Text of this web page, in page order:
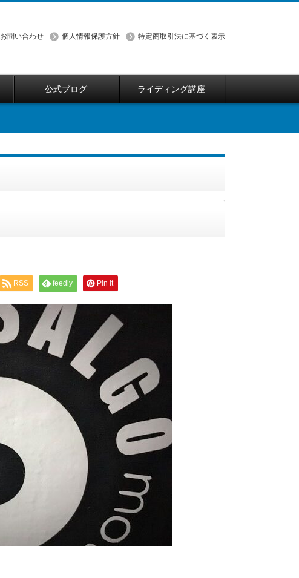
お問い合わせ 個人情報保護方針 特定商取引法に基づく表示
公式ブログ ライディング講座
RSS feedly Pin it